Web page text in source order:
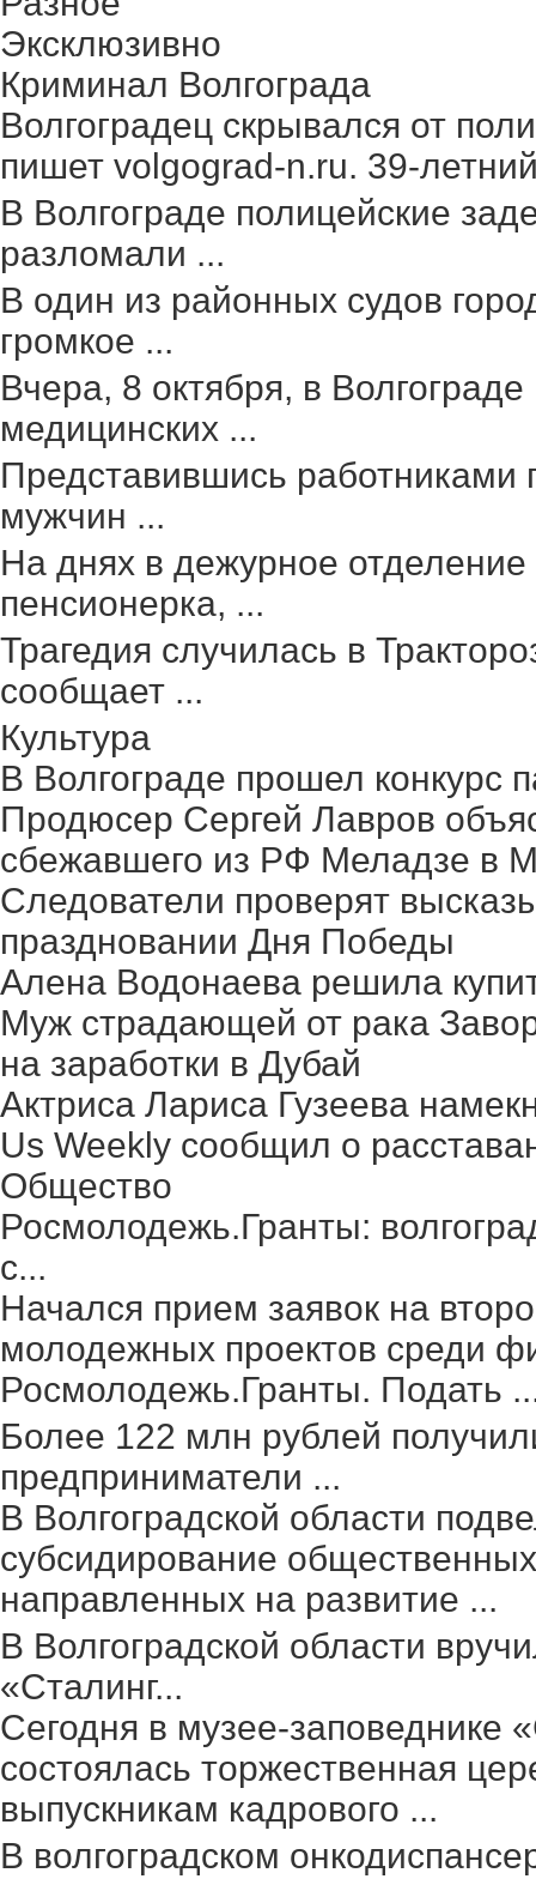
Эксклюзивно
Криминал Волгограда
Волгоградец скрывался от
пишет volgograd-n.ru. 39-
В Волгограде полицейские
разломали ...
В один из районных судов
громкое ...
Вчера, 8 октября, в
медицинских ...
Представившись работниками
мужчин ...
На днях в дежурное
пенсионерка, ...
Трагедия случилась в
сообщает ...
Культура
В Волгограде прошел конкурс
Продюсер Сергей Лавров
сбежавшего из РФ Меладзе в
Следователи проверят
праздновании Дня Победы
Алена Водонаева решила
Муж страдающей от рака
на заработки в Дубай
Актриса Лариса Гузеева
Us Weekly сообщил о
Общество
Росмолодежь.Гранты:
с...
Начался прием заявок на
молодежных проектов среди
Росмолодежь.Гранты. Подать
Более 122 млн рублей
предприниматели ...
В Волгоградской области
субсидирование
направленных на развитие ...
В Волгоградской области
«Сталинг...
Сегодня в музее-заповеднике
состоялась торжественная
выпускникам кадрового ...
В волгоградском